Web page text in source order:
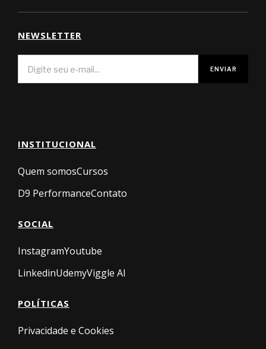
NEWSLETTER
INSTITUCIONAL
Quem somosCursos
D9 PerformanceContato
SOCIAL
InstagramYoutube
LinkedinUdemyViggle AI
POLÍTICAS
Privacidade e Cookies